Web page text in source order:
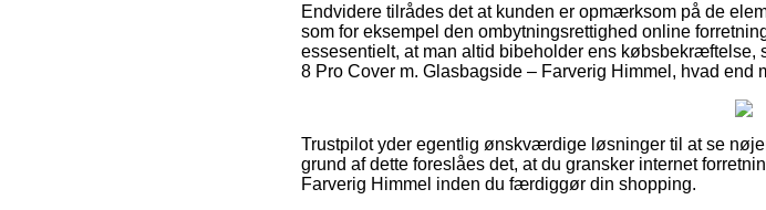
Endvidere tilrådes det at kunden er opmærksom på de
som for eksempel den ombytningsrettighed online
essesentielt, at man altid bibeholder ens købsbekræftelse,
8 Pro Cover m. Glasbagside – Farverig Himmel, hvad end
Trustpilot yder egentlig ønskværdige løsninger til at se
grund af dette foreslåes det, at du gransker internet
Farverig Himmel inden du færdiggør din shopping.